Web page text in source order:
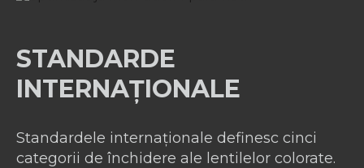
STANDARDE
INTERNAȚIONALE
Standardele internaționale definesc cinci
categorii de închidere ale lentilelor colorate.